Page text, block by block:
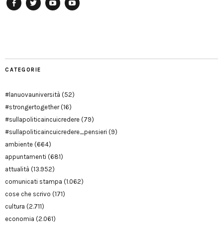
CATEGORIE
#lanuovauniversità (52)
#strongertogether(16)
#sullapoliticaincuicredere (79)
#sullapoliticaincuicredere_pensieri (9)
ambiente (664)
appuntamenti (681)
attualità (13.952)
comunicati stampa (1.062)
cose che scrivo (171)
cultura (2.711)
economia (2.061)